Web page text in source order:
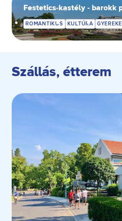
Festetics-kastély - barokk
ROMANTIKUS KULTÚRA
Szállás, étterem